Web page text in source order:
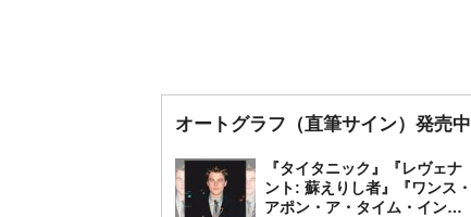
オートグラフ（直筆サイン）発売中
『タイタニック』『レヴェナ
ント: 蘇えりし者』『ワンス・
アポン・ア・タイム・イン・